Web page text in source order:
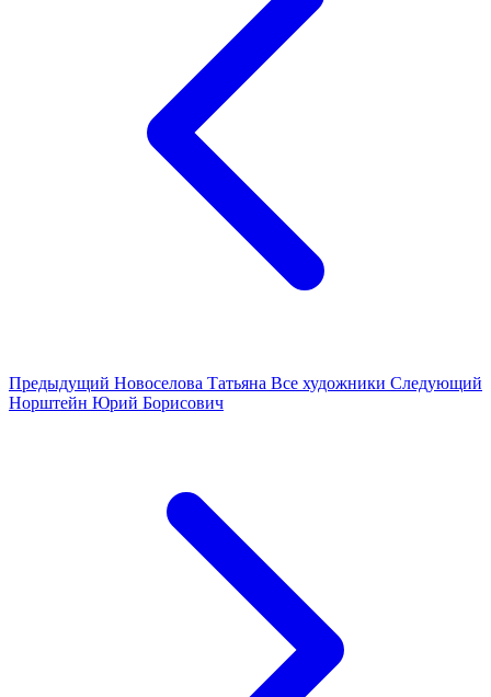
Предыдущий Новоселова Татьяна Все художники Следующий
Норштейн Юрий Борисович